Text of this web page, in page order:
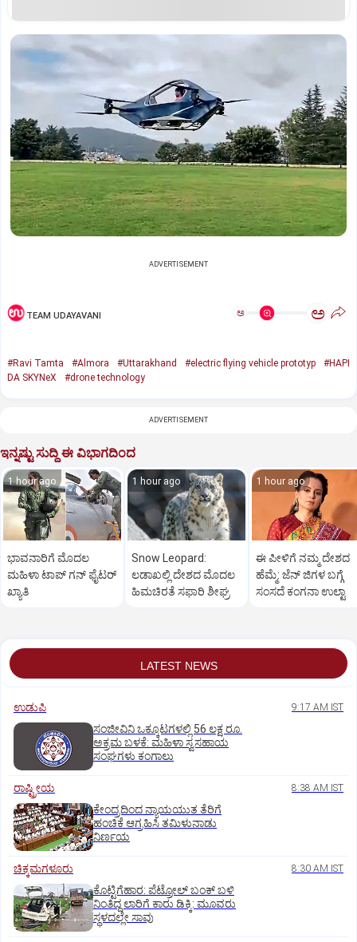
ADVERTISEMENT
TEAM UDAYAVANI ಅ ಅ
#Ravi Tamta #Almora #Uttarakhand #electric flying vehicle prototyp
#HAPI
DA SKYNeX
#drone technology
ADVERTISEMENT
ಇನ್ನಷ್ಟು ಸುದ್ದಿ ಈ ವಿಭಾಗದಿಂದ
1 hour ago
ಭಾವನಾರಿಗೆ ಮೊದಲ
ಮಹಿಳಾ ಟಾಪ್‌ ಗನ್‌ ಫೈಟರ್‌
ಖ್ಯಾತಿ
1 hour ago
Snow Leopard:
ಲಡಾಖಲ್ಲಿ ದೇಶದ ಮೊದಲ
ಹಿಮಚಿರತೆ ಸಫಾರಿ ಶೀಘ್ರ
1 hour ago
ಈ ಪೀಳಿಗೆ ನಮ್ಮ ದೇಶದ
ಹೆಮ್ಮೆ: ಜೆನ್‌ ಜಿಗಳ ಬಗ್ಗೆ
ಸಂಸದೆ ಕಂಗನಾ ಉಲ್ಟಾ
LATEST NEWS
ಉಡುಪಿ 9:17 AM IST
ಸಂಜೀವಿನಿ ಒಕ್ಕೂಟಗಳಲ್ಲಿ 56 ಲಕ್ಷ ರೂ.
ಅಕ್ರಮ ಬಳಕೆ: ಮಹಿಳಾ ಸ್ವಸಹಾಯ
ಸಂಘಗಳು ಕಂಗಾಲು
ರಾಷ್ಟ್ರೀಯ 8:38 AM IST
ಕೇಂದ್ರದಿಂದ ನ್ಯಾಯಯುತ ತೆರಿಗೆ
ಹಂಚಿಕೆ ಆಗ್ರಹಿಸಿ ತಮಿಳುನಾಡು
ನಿರ್ಣಯ
ಚಿಕ್ಕಮಗಳೂರು 8:30 AM IST
ಕೊಟ್ಟಿಗೆಹಾರ: ಪೆಟ್ರೋಲ್ ಬಂಕ್ ಬಳಿ
ನಿಂತಿದ್ದ ಲಾರಿಗೆ ಕಾರು ಡಿಕ್ಕಿ: ಮೂವರು
ಸ್ಥಳದಲ್ಲೇ ಸಾವು